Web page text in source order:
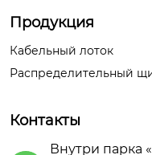
Продукция
Кабельный лоток
Распределительный
Контакты
Внутри парка